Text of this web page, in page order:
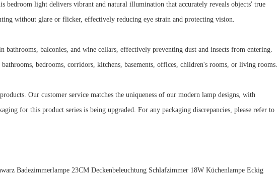
bedroom light delivers vibrant and natural illumination that accurately reveals objects' true
without glare or flicker, effectively reducing eye strain and protecting vision.
balconies, and wine cellars, effectively preventing dust and insects from entering.
bedrooms, corridors, kitchens, basements, offices, children's rooms, or living rooms.
Our customer service matches the uniqueness of our modern lamp designs, with
for this product series is being upgraded. For any packaging discrepancies, please refer to
Badezimmerlampe 23CM Deckenbeleuchtung Schlafzimmer 18W Küchenlampe Eckig